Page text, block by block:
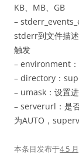
KB、MB、GB
–
stderr到文件描述
触发
– environment
– directory：
– umask：设置
– serverurl：是
为AUTO，
本条目发布于4 5